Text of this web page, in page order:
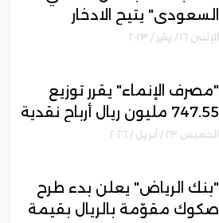
السعودي" يتيح الادخار
والاستثمار في الذهب .. تعرف
الإثنين ١٦ / يناير / ٢٠٢٣
"مصرف الإنماء" يقرر توزيع
747.55 مليون ريال أرباح نقدية
عن الربع الأول من العام 2026
الخميس ٢٣ / أبريل / ٢٠٢٦
"بنك الرياض" يعلن بدء طرح
صكوك مقوّمة بالريال بقيمة